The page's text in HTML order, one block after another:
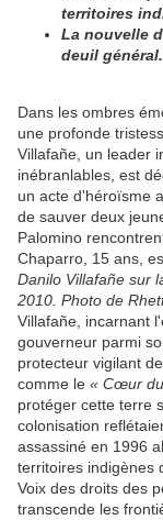
territoires
La nouvelle
deuil général.
Dans les ombres
une profonde
Villafañe, un leader
inébranlables, est
un acte d'héroïsme
de sauver deux
Palomino
Chaparro, 15 ans,
Danilo Villafañe sur
2010. Photo de
Villafañe, incarnant
gouverneur parmi
protecteur vigilant
comme le « Cœur
protéger cette terre
colonisation
assassiné en 1996
territoires indigènes
Voix des droits des
transcende les